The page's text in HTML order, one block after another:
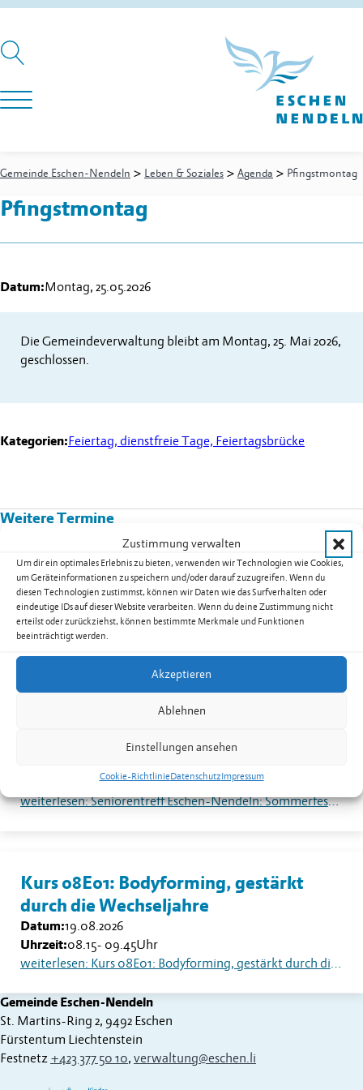
Zustimmung verwalten
Um dir ein optimales Erlebnis zu bieten, verwenden wir Technologien wie Cookies,
um Geräteinformationen zu speichern und/oder darauf zuzugreifen. Wenn du
diesen Technologien zustimmst, können wir Daten wie das Surfverhalten oder
eindeutige IDs auf dieser Website verarbeiten. Wenn du deine Zustimmung nicht
erteilst oder zurückziehst, können bestimmte Merkmale und Funktionen
beeinträchtigt werden.
Akzeptieren
Ablehnen
Einstellungen ansehen
Cookie-RichtlinieDatenschutzImpressum
Gemeinde Eschen-Nendeln > Leben & Soziales > Agenda > Pfingstmontag
Pfingstmontag
Datum:Montag, 25.05.2026
Die Gemeindeverwaltung bleibt am Montag, 25. Mai 2026,
geschlossen.
Kategorien:Feiertag, dienstfreie Tage, Feiertagsbrücke
Weitere Termine
Kurs 08B02: Yoga für Männer in
Nendeln
Datum:17.08.2026
Uhrzeit:19.30-20.30Uhr
weiterlesen: Kurs 08B02: Yoga für Männer in Nendeln
Seniorentreff Eschen-Nendeln:
Sommerfest auf dem Dorfplatz
Uhr
weiterlesen: Seniorentreff Eschen-Nendeln: Sommerfest auf dem Dorfplatz
Kurs 08E01: Bodyforming, gestärkt
durch die Wechseljahre
Datum:19.08.2026
Uhrzeit:08.15- 09.45Uhr
weiterlesen: Kurs 08E01: Bodyforming, gestärkt durch die Wechseljahre
Gemeinde Eschen-Nendeln
St. Martins-Ring 2, 9492 Eschen
Fürstentum Liechtenstein
Festnetz +423 377 50 10, verwaltung@eschen.li